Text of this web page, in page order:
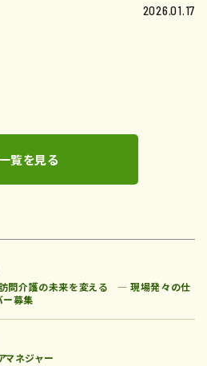
2026.01.17
一覧を見る
問介護の未来を変える ― 現場発々の仕
ー募集
ネジャー